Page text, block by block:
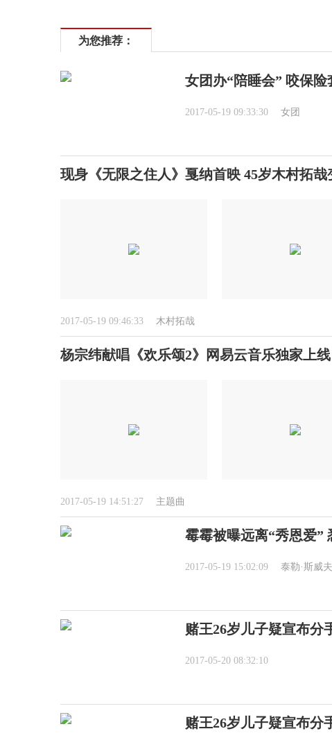
为您推荐：
女团办“陪睡会” 咬保
2017-05-19 09:33:30 女团
现身《无限之住人》戛纳首映 45岁木村拓哉
2017-05-19 09:46:33 木村拓哉
杨宗纬献唱《欢乐颂2》网易云音乐独家上线
2017-05-19 14:51:27 主题曲
霉霉被曝远离“秀恩爱”
2017-05-19 15:02:09 泰勒·斯威
赌王26岁儿子疑宣布分
2017-05-20 08:32:10
赌王26岁儿子疑宣布分